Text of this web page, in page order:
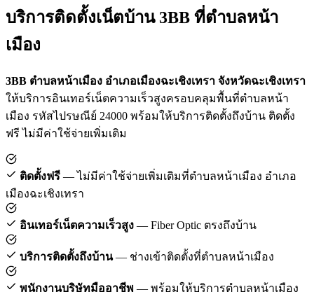
บริการติดตั้งเน็ตบ้าน 3BB ที่ตำบลหน้า
เมือง
3BB ตำบลหน้าเมือง อำเภอเมืองฉะเชิงเทรา จังหวัดฉะเชิงเทรา
ให้บริการอินเทอร์เน็ตความเร็วสูงครอบคลุมพื้นที่ตำบลหน้า
เมือง รหัสไปรษณีย์ 24000 พร้อมให้บริการติดตั้งถึงบ้าน ติดตั้ง
ฟรี ไม่มีค่าใช้จ่ายเพิ่มเติม
ติดตั้งฟรี — ไม่มีค่าใช้จ่ายเพิ่มเติมที่ตำบลหน้าเมือง อำเภอ
เมืองฉะเชิงเทรา
อินเทอร์เน็ตความเร็วสูง — Fiber Optic ตรงถึงบ้าน
บริการติดตั้งถึงบ้าน— ช่างเข้าติดตั้งที่ตำบลหน้าเมือง
พนักงานบริษัทมืออาชีพ — พร้อมให้บริการตำบลหน้าเมือง